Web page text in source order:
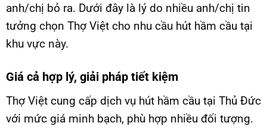
anh/chị bỏ ra. Dưới đây là lý do nhiều anh/chị tin
tưởng chọn Thợ Việt cho nhu cầu hút hầm cầu tại
khu vực này.
Giá cả hợp lý, giải pháp tiết kiệm
Thợ Việt cung cấp dịch vụ hút hầm cầu tại Thủ Đức
với mức giá minh bạch, phù hợp nhiều đối tượng.